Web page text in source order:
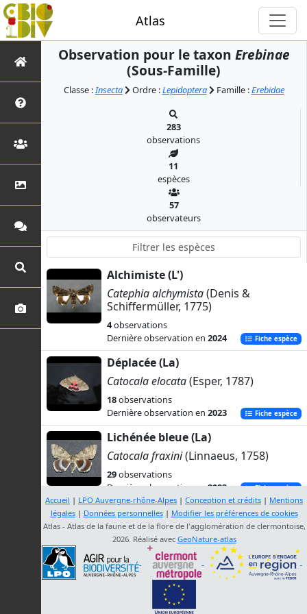
Atlas
Observation pour le taxon Erebinae
(Sous-Famille)
Classe :Insecta Ordre :Lepidoptera Famille :Erebidae
283
observations
11
espèces
57
observateurs
Alchimiste (L')
Catephia alchymista(Denis &
Schiffermüller, 1775)
4observations
Dernière observation en 2024 Fiche espèce
Déplacée (La)
Catocala elocata(Esper, 1787)
18observations
Dernière observation en 2023 Fiche espèce
Lichénée bleue (La)
Catocala fraxini(Linnaeus, 1758)
29observations
Dernière observation en2023 Fiche espèce
Lichénée jaune (La)
Catocala fulminea(Scopoli, 1763)
observations
Dernière observation en
2024 Fiche espèce
Mariée (La)
Catocala nupta(Linnaeus, 1767)
Accueil | LPO Auvergne-rhône-Alpes | Conception et crédits | Mentions
légales| Données personnelles| Modifier les préférences de cookies
Atlas - Atlas de la faune et de la flore de l'agglomération de clermontoise,
2026. Réalisé avec GeoNature-atlas